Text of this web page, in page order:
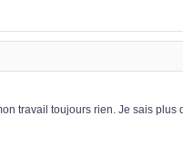
travail toujours rien. Je sais plus